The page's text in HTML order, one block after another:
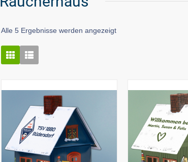
Alle 5 Ergebnisse werden angezeigtAktualität